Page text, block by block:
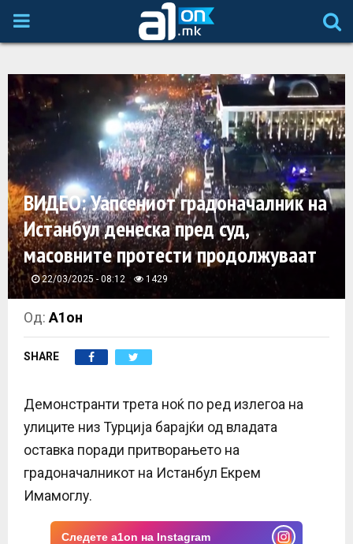
P
M
A
R
Y
M
E
N
U
ВИДЕО: Уапсениот градоначалник на
Истанбул денеска пред суд,
масовните протести продолжуваат
22/03/2025 - 08:12 1429
Од:А1он
SHARE
Демонстранти трета ноќ по ред излегоа на
улиците низ Турција барајќи од владата
оставка поради притворањето на
градоначалникот на Истанбул Екрем
Имамоглу.
Следете a1on на Instagram